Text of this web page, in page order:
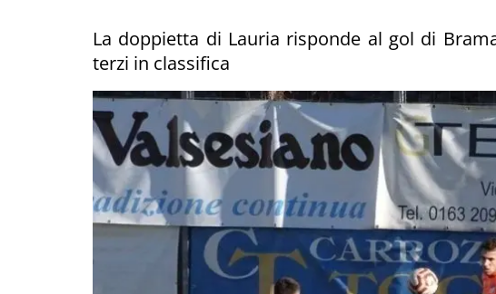
La doppietta di Lauria risponde al gol di
terzi in classifica